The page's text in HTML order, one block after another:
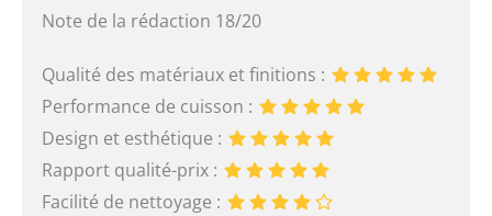
Note de la rédaction 18/20
Qualité des matériaux et finitions :
Performance de cuisson :
Design et esthétique :
Rapport qualité-prix :
Facilité de nettoyage :